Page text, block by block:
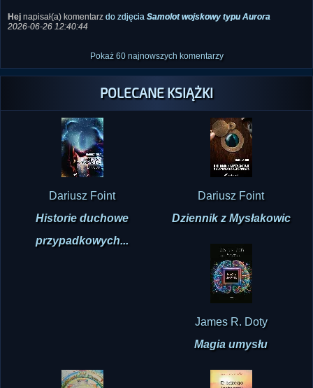
Hekatomb napisał(a) komentarz do zdjęcia Zdjęcie z Baszty Maślankowej w
Malborku
2026-06-26 12:45:22
napisał(a) komentarz do zdjęcia
Samolot wojskowy typu Aurora
Pokaż 60 najnowszych komentarzy
POLECANE KSIĄŻKI
Dziennik z Mysłakowic
Magia umysłu